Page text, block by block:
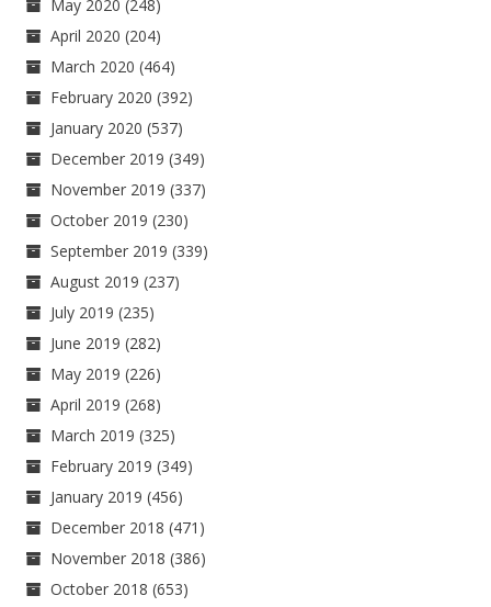
May 2020 (248)
April 2020 (204)
March 2020 (464)
February 2020 (392)
January 2020 (537)
December 2019 (349)
November 2019 (337)
October 2019 (230)
September 2019 (339)
August 2019 (237)
July 2019 (235)
June 2019 (282)
May 2019 (226)
April 2019 (268)
March 2019 (325)
February 2019 (349)
January 2019 (456)
December 2018 (471)
November 2018 (386)
October 2018 (653)